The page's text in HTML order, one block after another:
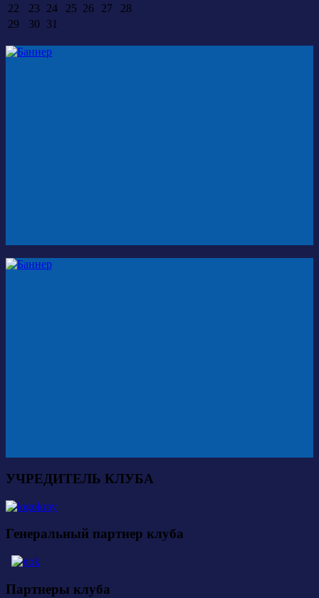
22
23 24 25 26 27
28
29
30 31
УЧРЕДИТЕЛЬ КЛУБА
Генеральный партнер клуба
Партнеры клуба